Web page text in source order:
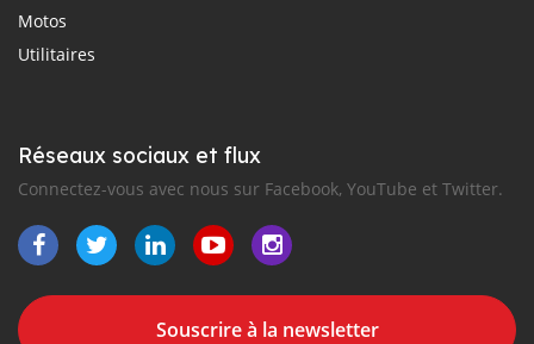
Motos
Utilitaires
Réseaux sociaux et flux
Connectez-vous avec nous sur Facebook, YouTube et Twitter.
Souscrire à la newsletter